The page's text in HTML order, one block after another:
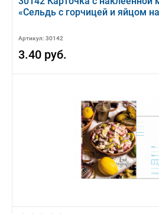
«Сельдь с горчицей и яйцом
Артикул: 30142
3.40 руб.